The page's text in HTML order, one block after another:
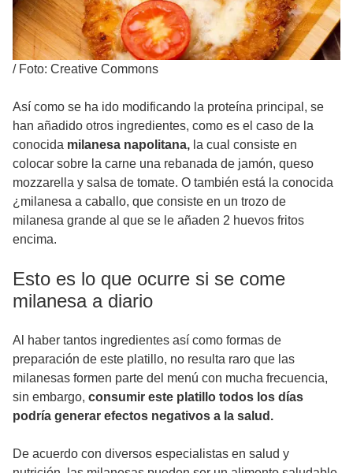
/ Foto: Creative Commons
Así como se ha ido modificando la proteína principal, se
han añadido otros ingredientes, como es el caso de la
conocida milanesa napolitana, la cual consiste en
colocar sobre la carne una rebanada de jamón, queso
mozzarella y salsa de tomate. O también está la conocida
¿milanesa a caballo, que consiste en un trozo de
milanesa grande al que se le añaden 2 huevos fritos
encima.
Esto es lo que ocurre si se come
milanesa a diario
Al haber tantos ingredientes así como formas de
preparación de este platillo, no resulta raro que las
milanesas formen parte del menú con mucha frecuencia,
sin embargo, consumir este platillo todos los días
podría generar efectos negativos a la salud.
De acuerdo con diversos especialistas en salud y